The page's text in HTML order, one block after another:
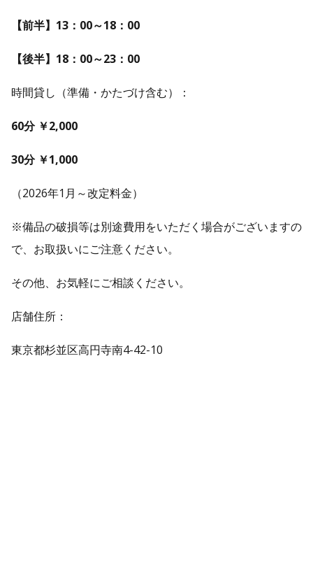
【前半】13：00～18：00
【後半】18：00～23：00
時間貸し（準備・かたづけ含む）：
60分 ￥2,000
30分 ￥1,000
（2026年1月～改定料金）
※備品の破損等は別途費用をいただく場合がございますの
で、お取扱いにご注意ください。
その他、お気軽にご相談ください。
店舗住所：
東京都杉並区高円寺南4-42-10